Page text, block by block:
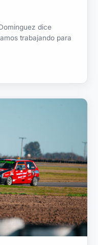
dice
trabajando para